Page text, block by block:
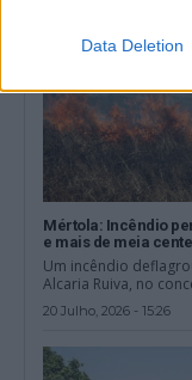
Data Deletion
Mértola: Incêndio
e mais de meia
Um incêndio
Alcaria Ruiva, no
20 Julho, 2026 - 15:26